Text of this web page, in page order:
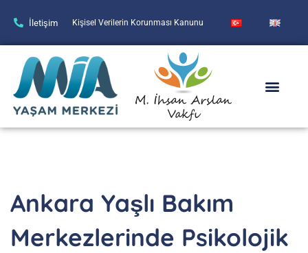
İletişim Kişisel Verilerin Korunması Kanunu
Ankara Yaşlı Bakım
Merkezlerinde Psikolojik